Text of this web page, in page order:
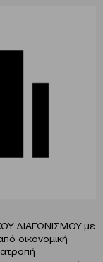
ΔΙΑΓΩΝΙΣΜΟΥ με
οικονομική